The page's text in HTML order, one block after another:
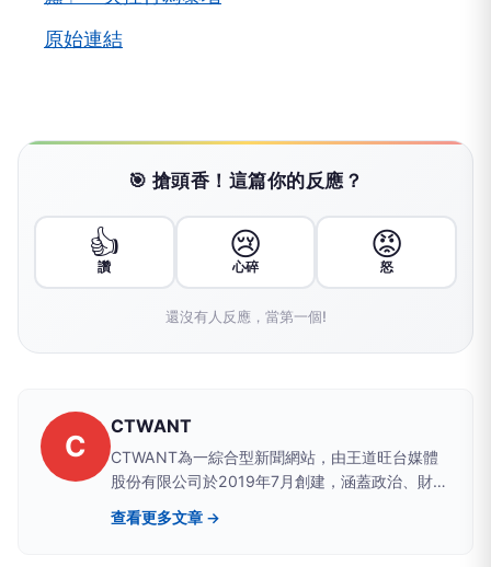
原始連結
🎯 搶頭香！這篇你的反應？
👍
讚
😢
心碎
😡
怒
還沒有人反應，當第一個!
C
CTWANT
CTWANT為一綜合型新聞網站，由王道旺台媒體
股份有限公司於2019年7月創建，涵蓋政治、財
經、社會、娛樂、漂亮、生活、國際、影音等八大
類別，提供獨家新聞及豐富內容，未來將企劃更多
查看更多文章 →